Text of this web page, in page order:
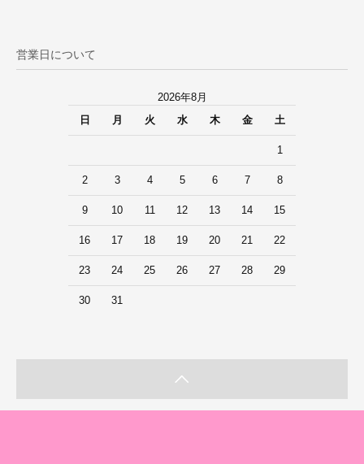
営業日について
2026年8月
日
月 火 水 木 金 土
1
2 3 4 5 6 7 8
9 10 11 12 13 14 15
16 17 18 19 20 21 22
23 24 25 26 27 28 29
30 31